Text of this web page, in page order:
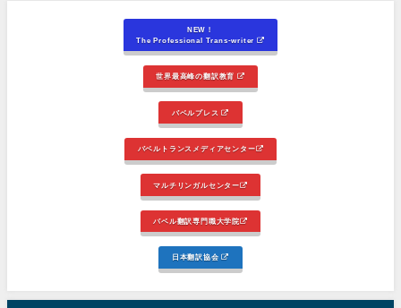
NEW！
The Professional Trans-writer
世界最高峰の翻訳教育
バベルプレス
バベルトランスメディアセンター
マルチリンガルセンター
バベル翻訳専門職大学院
日本翻訳協会